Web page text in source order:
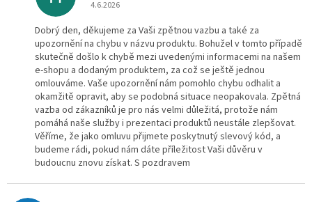
4.6.2026
Dobrý den, děkujeme za Vaši zpětnou vazbu a také za
upozornění na chybu v názvu produktu. Bohužel v tomto případě
skutečně došlo k chybě mezi uvedenými informacemi na našem
e-shopu a dodaným produktem, za což se ještě jednou
omlouváme. Vaše upozornění nám pomohlo chybu odhalit a
okamžitě opravit, aby se podobná situace neopakovala. Zpětná
vazba od zákazníků je pro nás velmi důležitá, protože nám
pomáhá naše služby i prezentaci produktů neustále zlepšovat.
Věříme, že jako omluvu přijmete poskytnutý slevový kód, a
budeme rádi, pokud nám dáte příležitost Vaši důvěru v
budoucnu znovu získat. S pozdravem